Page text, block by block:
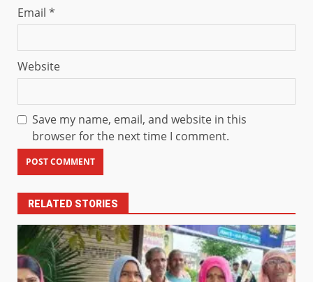
Email *
Website
Save my name, email, and website in this
browser for the next time I comment.
RELATED STORIES